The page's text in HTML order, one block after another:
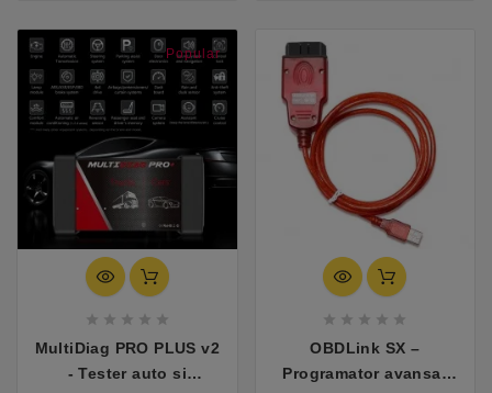
Popular
    
MultiDiag PRO PLUS v2
- Tester auto si
    
OBDLink SX –
Programator avansat